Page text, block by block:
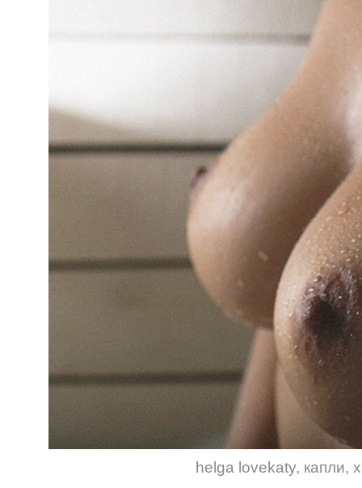
helga lovekaty, капли,